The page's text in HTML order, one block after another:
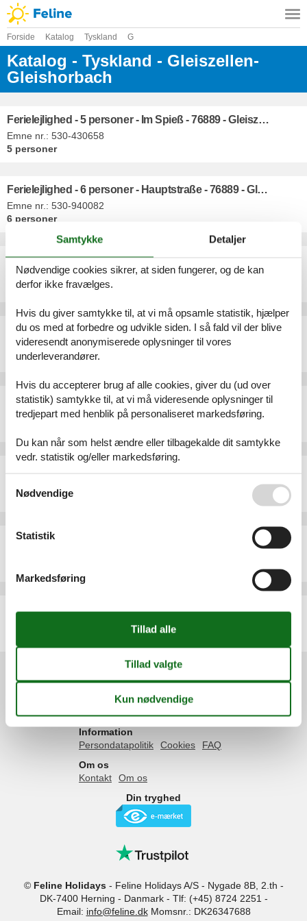
Forside Katalog Tyskland G
Katalog - Tyskland - Gleiszellen-
Gleishorbach
Ferielejlighed - 5 personer - Im Spieß - 76889 - Gleiszellen-Gleishorbach
Emne nr.: 530-430658
5 personer
Ferielejlighed - 6 personer - Hauptstraße - 76889 - Gleiszellen-Gleishorbach
Emne nr.: 530-940082
6 personer
Emne nr.:530-153944
2 personer
Ferielejlighed - 3 personer - Hauptstraße - 76889 - Gleiszellen-Gleishorbach
Emne nr.:530-506206
3 personer
Ferielejlighed - 4 personer - Hauptstraße - 76889 - Gleiszellen-Gleishorbach
Emne nr.:530-800268
2 personer
- 1 person - Höhenstraße - 76889 - Gleiszellen-Gleishorbach
Ferielejlighed - 3 personer - Hauptstraße - 76889 - Gleiszellen-Gleishorbach
Services
Information
Persondatapolitik
Cookies
FAQ
Om os
Kontakt
Om os
Din tryghed
© Feline Holidays- Feline Holidays A/S- Nygade 8B, 2.th -
DK-7400 Herning - Danmark - Tlf: (+45) 8724 2251 -
Email: info@feline.dk Momsnr.: DK26347688
Samtykke Detaljer
Nødvendige cookies sikrer, at siden fungerer, og de kan
derfor ikke fravælges.
Hvis du giver samtykke til, at vi må opsamle statistik, hjælper
du os med at forbedre og udvikle siden. I så fald vil der blive
videresendt anonymiserede oplysninger til vores
underleverandører.
Hvis du accepterer brug af alle cookies, giver du (ud over
statistik) samtykke til, at vi må videresende oplysninger til
tredjepart med henblik på personaliseret markedsføring.
Du kan når som helst ændre eller tilbagekalde dit samtykke
vedr. statistik og/eller markedsføring.
Nødvendige
Statistik
Markedsføring